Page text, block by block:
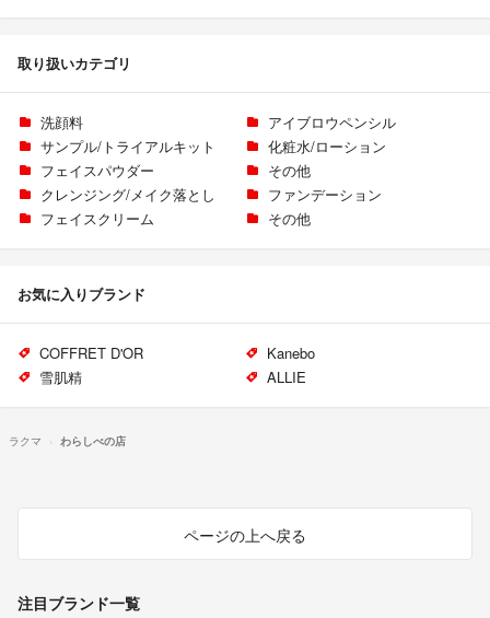
取り扱いカテゴリ
洗顔料
アイブロウペンシル
サンプル/トライアルキット
化粧水/ローション
フェイスパウダー
その他
クレンジング/メイク落とし
ファンデーション
フェイスクリーム
その他
お気に入りブランド
COFFRET D'OR
Kanebo
雪肌精
ALLIE
ラクマ わらしべの店
ページの上へ戻る
注目ブランド一覧